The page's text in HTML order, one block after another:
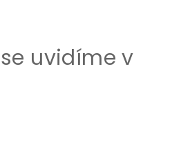
se uvidíme v